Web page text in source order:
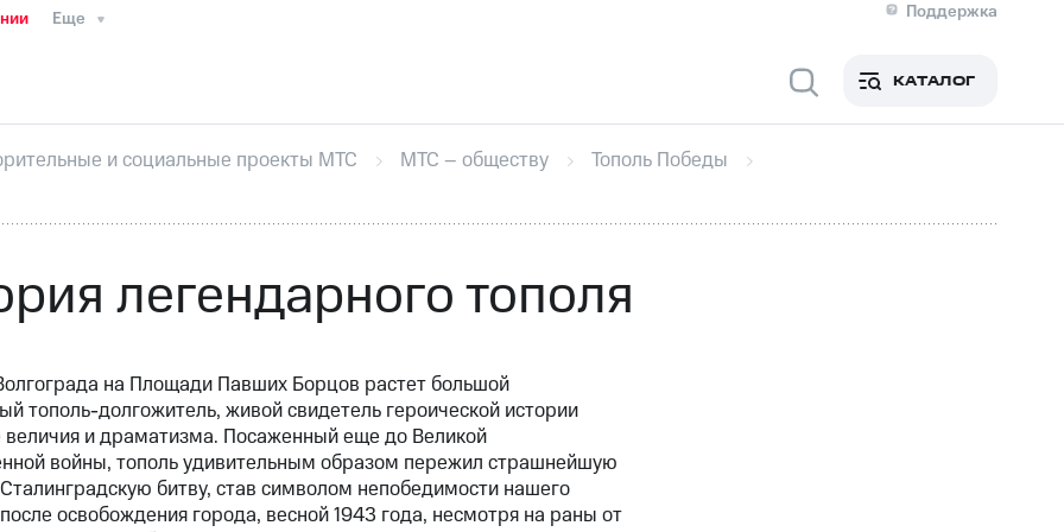
Еще
Поддержка
Медиа-центр
ИнтервьюФинансовая отчетностьКонтактыНовости в регионе
Инвесторам и акционерам
секретарьРаскрытие информацииИнформация акционерамДокументы
выкупа акцийДивидендыРынок облигаций Описание
Комплаенс и деловая этика
КАТАЛОГ
и социальные проекты МТС МТС – обществу
Тополь Победы
легендарного тополя
на Площади Павших Борцов растет большой
тополь-долгожитель, живой свидетель героической истории
величия и драматизма. Посаженный еще до Великой
войны, тополь удивительным образом пережил страшнейшую
битву, став символом непобедимости нашего
освобождения города, весной 1943 года, несмотря на раны от